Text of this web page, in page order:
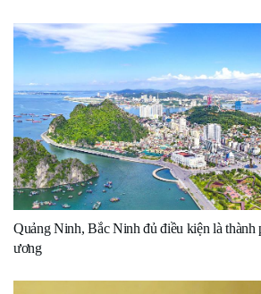
Quảng Ninh, Bắc Ninh đủ điều kiện là thành
ương